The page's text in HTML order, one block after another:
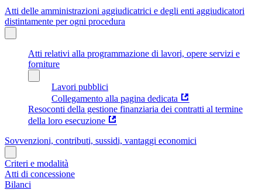
Atti delle amministrazioni aggiudicatrici e degli enti aggiudicatori
distintamente per ogni procedura
Atti relativi alla programmazione di lavori, opere servizi e
forniture
Lavori pubblici
Collegamento alla pagina dedicata
Resoconti della gestione finanziaria dei contratti al termine
della loro esecuzione
Sovvenzioni, contributi, sussidi, vantaggi economici
Criteri e modalità
Atti di concessione
Bilanci